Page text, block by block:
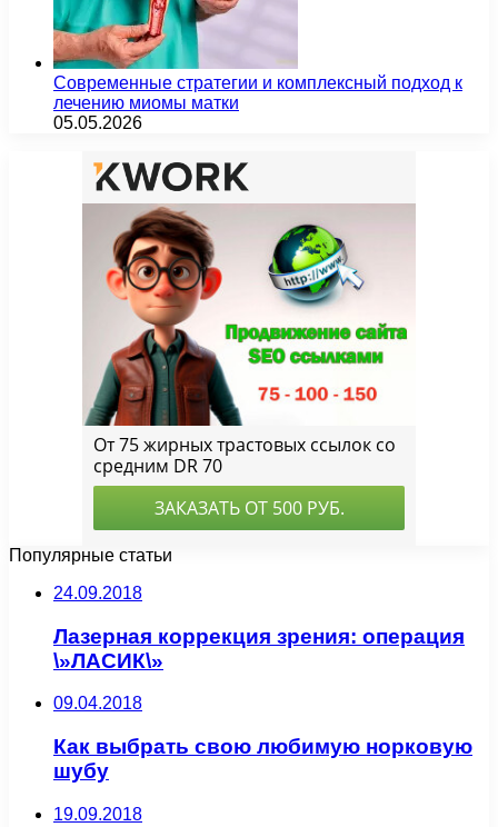
Современные стратегии и комплексный подход к
лечению миомы матки
05.05.2026
Популярные статьи
24.09.2018
Лазерная коррекция зрения: операция
\»ЛАСИК\»
09.04.2018
Как выбрать свою любимую норковую
шубу
19.09.2018